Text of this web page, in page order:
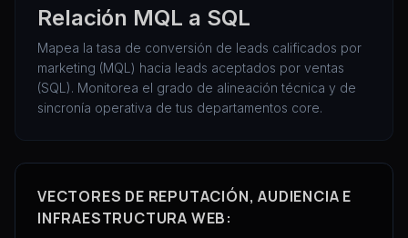
Relación MQL a SQL
Mapea la tasa de conversión de leads calificados por
marketing (MQL) hacia leads aceptados por ventas
(SQL). Monitorea el grado de alineación técnica y de
sincronía operativa de tus departamentos core.
VECTORES DE REPUTACIÓN, AUDIENCIA E
INFRAESTRUCTURA WEB: